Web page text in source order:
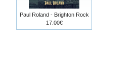
Paul Roland - Brighton Rock
17.00€